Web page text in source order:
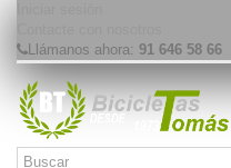
Llámanos ahora: 91 646 58 66